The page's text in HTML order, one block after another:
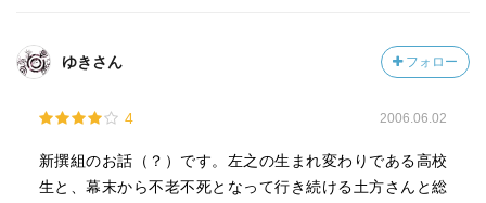
ゆきさん フォロー
4 2006.06.02
新撰組のお話（？）です。左之の生まれ変わりである高校
生と、幕末から不老不死となって行き続ける土方さんと総